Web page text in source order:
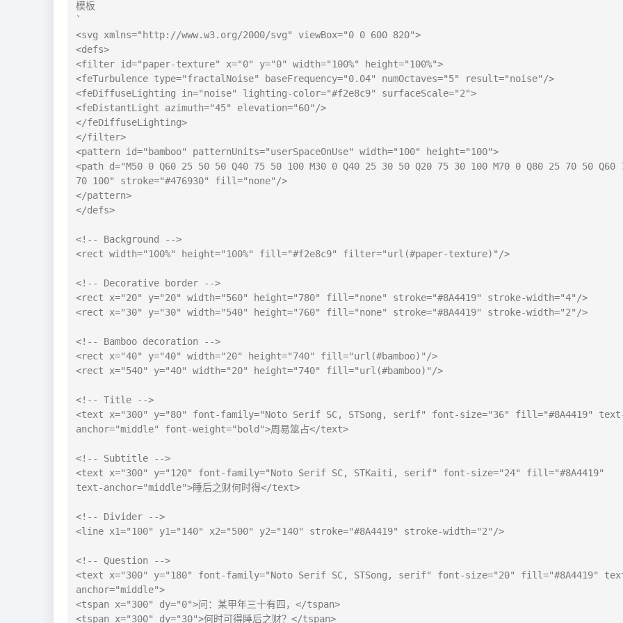
模板
`
<svg xmlns="http://www.w3.org/2000/svg" viewBox="0 0 600 820">
<defs>
<filter id="paper-texture" x="0" y="0" width="100%" height="100%">
<feTurbulence type="fractalNoise" baseFrequency="0.04" numOctaves="5" result="noise"/>
<feDiffuseLighting in="noise" lighting-color="#f2e8c9" surfaceScale="2">
<feDistantLight azimuth="45" elevation="60"/>
</feDiffuseLighting>
</filter>
<pattern id="bamboo" patternUnits="userSpaceOnUse" width="100" height="100">
<path d="M50 0 Q60 25 50 50 Q40 75 50 100 M30 0 Q40 25 30 50 Q20 75 30 100 M70 0 Q80 25 70 50 Q60
70 100" stroke="#476930" fill="none"/>
</pattern>
</defs>
<!-- Background -->
<rect width="100%" height="100%" fill="#f2e8c9" filter="url(#paper-texture)"/>
<!-- Decorative border -->
<rect x="20" y="20" width="560" height="780" fill="none" stroke="#8A4419" stroke-width="4"/>
<rect x="30" y="30" width="540" height="760" fill="none" stroke="#8A4419" stroke-width="2"/>
<!-- Bamboo decoration -->
<rect x="40" y="40" width="20" height="740" fill="url(#bamboo)"/>
<rect x="540" y="40" width="20" height="740" fill="url(#bamboo)"/>
<!-- Title -->
<text x="300" y="80" font-family="Noto Serif SC, STSong, serif" font-size="36" fill="#8A4419"
anchor="middle" font-weight="bold">周易筮占</text>
<!-- Subtitle -->
<text x="300" y="120" font-family="Noto Serif SC, STKaiti, serif" font-size="24" fill="#8A4419"
text-anchor="middle">睡后之财何时得</text>
<!-- Divider -->
<line x1="100" y1="140" x2="500" y2="140" stroke="#8A4419" stroke-width="2"/>
<!-- Question -->
<text x="300" y="180" font-family="Noto Serif SC, STSong, serif" font-size="20" fill="#8A4419"
anchor="middle">
<tspan x="300" dy="0">问：某甲年三十有四，</tspan>
<tspan x="300" dy="30">何时可得睡后之财？</tspan>